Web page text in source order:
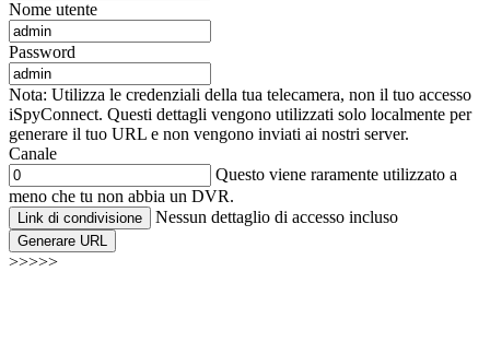
Nome utente
Password
Nota: Utilizza le credenziali della tua telecamera, non il tuo accesso
iSpyConnect. Questi dettagli vengono utilizzati solo localmente per
generare il tuo URL e non vengono inviati ai nostri server.
Canale
Questo viene raramente utilizzato a
meno che tu non abbia un DVR.
Link di condivisione Nessun dettaglio di accesso incluso
Generare URL
>>>>>